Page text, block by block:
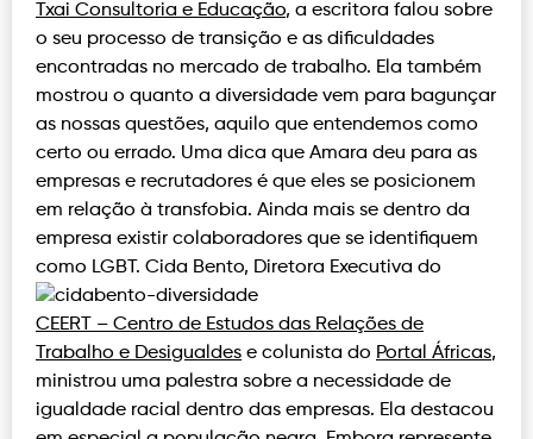
Txai Consultoria e Educação, a escritora falou sobre
o seu processo de transição e as dificuldades
encontradas no mercado de trabalho. Ela também
mostrou o quanto a diversidade vem para bagunçar
as nossas questões, aquilo que entendemos como
certo ou errado. Uma dica que Amara deu para as
empresas e recrutadores é que eles se posicionem
em relação à transfobia. Ainda mais se dentro da
empresa existir colaboradores que se identifiquem
como LGBT. Cida Bento, Diretora Executiva do
CEERT – Centro de Estudos das Relações de
Trabalho e Desigualdes e colunista do Portal Áfricas,
ministrou uma palestra sobre a necessidade de
igualdade racial dentro das empresas. Ela destacou